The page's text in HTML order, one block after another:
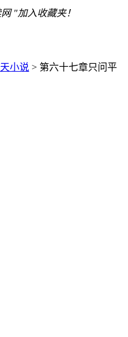
"加入收藏夹！
小说 > 第六十七章只问平